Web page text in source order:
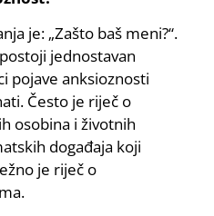
je: „Zašto baš meni?“.
jednostavan
pojave anksioznosti
Često je riječ o
osobina i životnih
događaja koji
je riječ o